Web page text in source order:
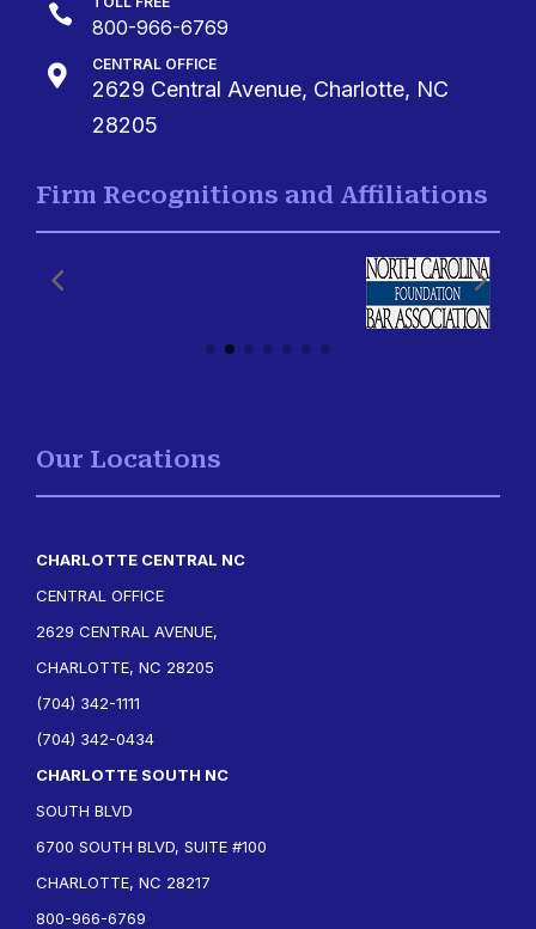

800-966-6769
 CENTRAL OFFICE
2629 Central Avenue, Charlotte, NC
28205
Firm Recognitions and Affiliations
Our Locations
CHARLOTTE CENTRAL NC
CENTRAL OFFICE
2629 CENTRAL AVENUE,
CHARLOTTE, NC 28205
(704) 342-1111
(704) 342-0434
CHARLOTTE SOUTH NC
SOUTH BLVD
6700 SOUTH BLVD, SUITE #100
CHARLOTTE, NC 28217
800-966-6769